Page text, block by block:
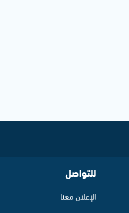
للتواصل
الإعلان معنا